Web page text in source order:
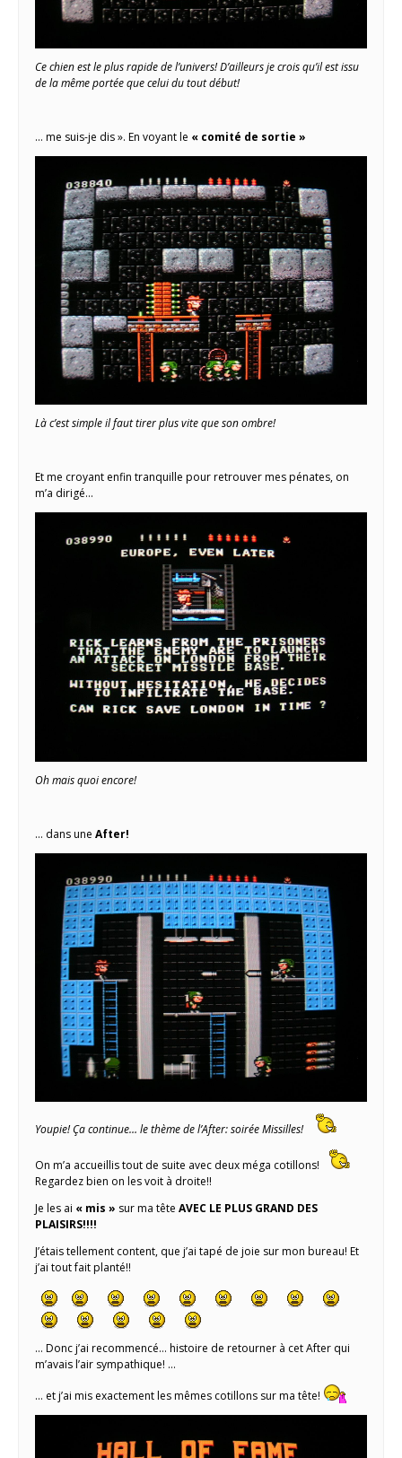
Ce chien est le plus rapide de l’univers! D’ailleurs je crois qu’il est issu
de la même portée que celui du tout début!
… me suis-je dis ». En voyant le « comité de sortie »
Là c’est simple il faut tirer plus vite que son ombre!
Et me croyant enfin tranquille pour retrouver mes pénates, on
m’a dirigé…
Oh mais quoi encore!
… dans une After!
Youpie! Ça continue… le thème de l’After: soirée Missilles!
On m’a accueillis tout de suite avec deux méga cotillons!
Regardez bien on les voit à droite!!
Je les ai « mis » sur ma tête AVEC LE PLUS GRAND DES
PLAISIRS!!!!
J’étais tellement content, que j’ai tapé de joie sur mon bureau! Et
j’ai tout fait planté!!
… Donc j’ai recommencé… histoire de retourner à cet After qui
m’avais l’air sympathique! …
… et j’ai mis exactement les mêmes cotillons sur ma tête!